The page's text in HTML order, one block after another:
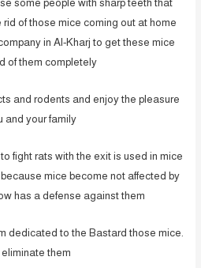
some people with sharp teeth that
of those mice coming out at home
in Al-Kharj to get these mice
of them completely.
and rodents and enjoy the pleasure
and your family.
fight rats with the exit is used in mice
mice become not affected by
has a defense against them.
dedicated to the Bastard those mice
them.